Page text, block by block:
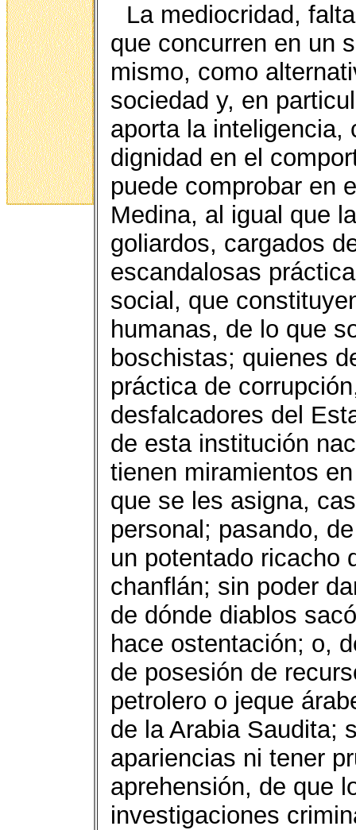
La mediocridad,
que concurren en un
mismo, como
sociedad y, en
aporta la inteligencia,
dignidad en el
puede comprobar en
Medina, al igual que
goliardos, cargados
escandalosas
social, que
humanas, de lo que
boschistas; quienes
práctica de
desfalcadores del
de esta institución
tienen miramientos
que se les asigna,
personal; pasando,
un potentado ricacho
chanflán; sin poder
de dónde diablos
hace ostentación; o,
de posesión de
petrolero o jeque
de la Arabia Saudita;
apariencias ni tener
aprehensión, de que
investigaciones